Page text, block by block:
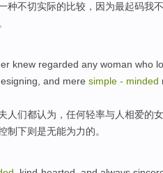
种不切实际的比较 ， 因为最起码我
knew regarded any woman who
and mere simple - minded
人们都认为 ， 任何轻率与人相爱的
制下则是无能为力的。